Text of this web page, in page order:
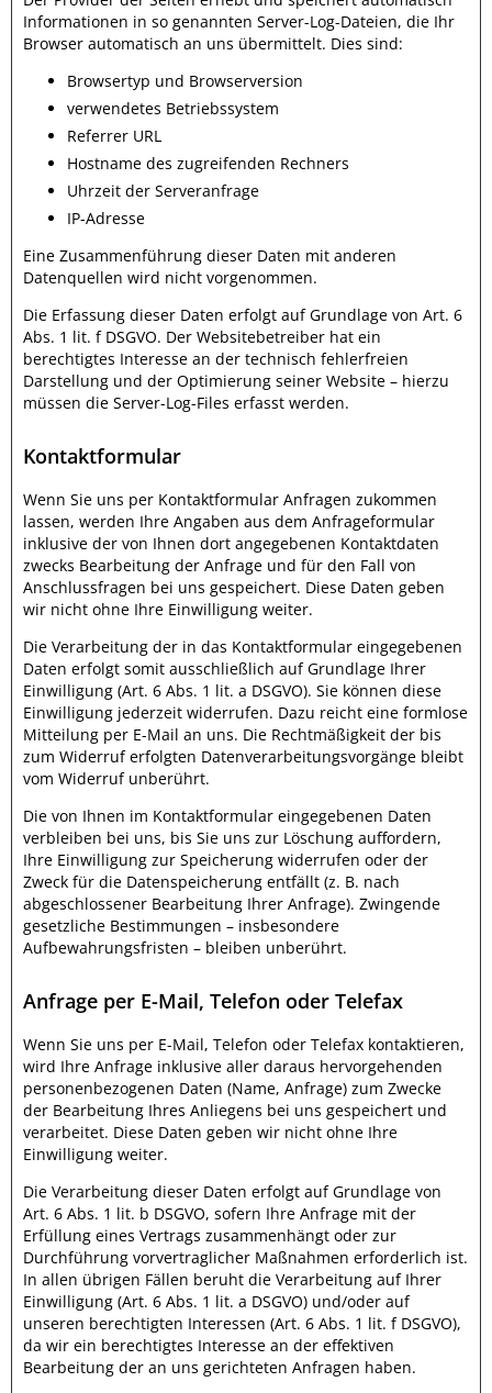
Informationen in so genannten Server-Log-Dateien, die Ihr
Browser automatisch an uns übermittelt. Dies sind:
Browsertyp und Browserversion
verwendetes Betriebssystem
Referrer URL
Hostname des zugreifenden Rechners
Uhrzeit der Serveranfrage
IP-Adresse
Eine Zusammenführung dieser Daten mit anderen
Datenquellen wird nicht vorgenommen.
Die Erfassung dieser Daten erfolgt auf Grundlage von Art. 6
Abs. 1 lit. f DSGVO. Der Websitebetreiber hat ein
berechtigtes Interesse an der technisch fehlerfreien
Darstellung und der Optimierung seiner Website – hierzu
müssen die Server-Log-Files erfasst werden.
Kontaktformular
Wenn Sie uns per Kontaktformular Anfragen zukommen
lassen, werden Ihre Angaben aus dem Anfrageformular
inklusive der von Ihnen dort angegebenen Kontaktdaten
zwecks Bearbeitung der Anfrage und für den Fall von
Anschlussfragen bei uns gespeichert. Diese Daten geben
wir nicht ohne Ihre Einwilligung weiter.
Die Verarbeitung der in das Kontaktformular eingegebenen
Daten erfolgt somit ausschließlich auf Grundlage Ihrer
Einwilligung (Art. 6 Abs. 1 lit. a DSGVO). Sie können diese
Einwilligung jederzeit widerrufen. Dazu reicht eine formlose
Mitteilung per E-Mail an uns. Die Rechtmäßigkeit der bis
zum Widerruf erfolgten Datenverarbeitungsvorgänge bleibt
vom Widerruf unberührt.
Die von Ihnen im Kontaktformular eingegebenen Daten
verbleiben bei uns, bis Sie uns zur Löschung auffordern,
Ihre Einwilligung zur Speicherung widerrufen oder der
Zweck für die Datenspeicherung entfällt (z. B. nach
abgeschlossener Bearbeitung Ihrer Anfrage). Zwingende
gesetzliche Bestimmungen – insbesondere
Aufbewahrungsfristen – bleiben unberührt.
Anfrage per E-Mail, Telefon oder Telefax
Wenn Sie uns per E-Mail, Telefon oder Telefax kontaktieren,
wird Ihre Anfrage inklusive aller daraus hervorgehenden
personenbezogenen Daten (Name, Anfrage) zum Zwecke
der Bearbeitung Ihres Anliegens bei uns gespeichert und
verarbeitet. Diese Daten geben wir nicht ohne Ihre
Einwilligung weiter.
Die Verarbeitung dieser Daten erfolgt auf Grundlage von
Art. 6 Abs. 1 lit. b DSGVO, sofern Ihre Anfrage mit der
Erfüllung eines Vertrags zusammenhängt oder zur
Durchführung vorvertraglicher Maßnahmen erforderlich ist.
In allen übrigen Fällen beruht die Verarbeitung auf Ihrer
Einwilligung (Art. 6 Abs. 1 lit. a DSGVO) und/oder auf
unseren berechtigten Interessen (Art. 6 Abs. 1 lit. f DSGVO),
da wir ein berechtigtes Interesse an der effektiven
Bearbeitung der an uns gerichteten Anfragen haben.